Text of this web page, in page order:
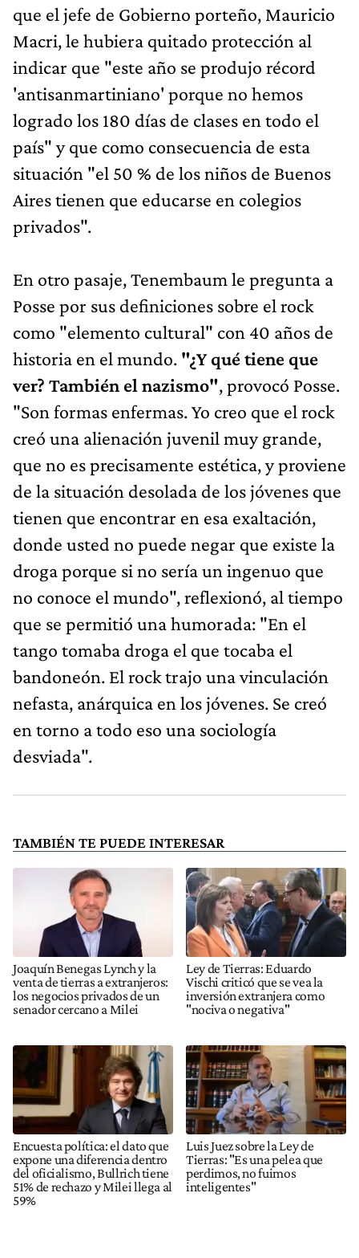
que el jefe de Gobierno porteño, Mauricio
Macri, le hubiera quitado protección al
indicar que "este año se produjo récord
'antisanmartiniano' porque no hemos
logrado los 180 días de clases en todo el
país" y que como consecuencia de esta
situación "el 50 % de los niños de Buenos
Aires tienen que educarse en colegios
privados".
En otro pasaje, Tenembaum le pregunta a
Posse por sus definiciones sobre el rock
como "elemento cultural" con 40 años de
historia en el mundo. "¿Y qué tiene que
ver? También el nazismo", provocó Posse.
"Son formas enfermas. Yo creo que el rock
creó una alienación juvenil muy grande,
que no es precisamente estética, y proviene
de la situación desolada de los jóvenes que
tienen que encontrar en esa exaltación,
donde usted no puede negar que existe la
droga porque si no sería un ingenuo que
no conoce el mundo", reflexionó, al tiempo
que se permitió una humorada: "En el
tango tomaba droga el que tocaba el
bandoneón. El rock trajo una vinculación
nefasta, anárquica en los jóvenes. Se creó
en torno a todo eso una sociología
desviada".
TAMBIÉN TE PUEDE INTERESAR
Joaquín Benegas Lynch y la
venta de tierras a extranjeros:
los negocios privados de un
senador cercano a Milei
Ley de Tierras: Eduardo
Vischi criticó que se vea la
inversión extranjera como
"nociva o negativa"
Encuesta política: el dato que
expone una diferencia dentro
del oficialismo, Bullrich tiene
51% de rechazo y Milei llega al
59%
Luis Juez sobre la Ley de
Tierras: "Es una pelea que
perdimos, no fuimos
inteligentes"